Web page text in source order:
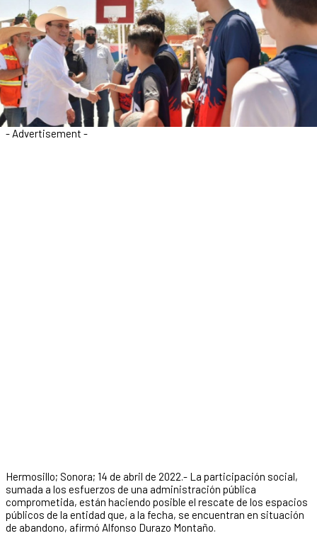
- Advertisement -
Hermosillo; Sonora; 14 de abril de 2022.- La participación social,
sumada a los esfuerzos de una administración pública
comprometida, están haciendo posible el rescate de los espacios
públicos de la entidad que, a la fecha, se encuentran en situación
de abandono, afirmó Alfonso Durazo Montaño.